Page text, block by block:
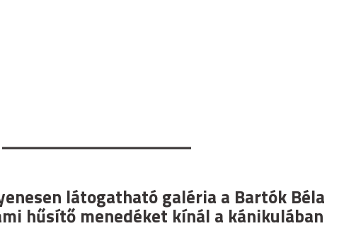
látogatható galéria a Bartók Béla
hűsítő menedéket kínál a kánikulában